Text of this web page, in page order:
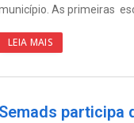
As primeiras
LEIA MAIS
Semads participa